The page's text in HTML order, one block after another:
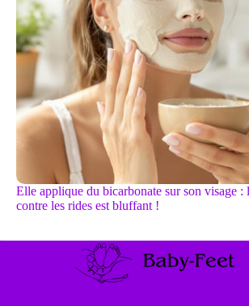
Elle applique du bicarbonate sur son visage :
contre les rides est bluffant !